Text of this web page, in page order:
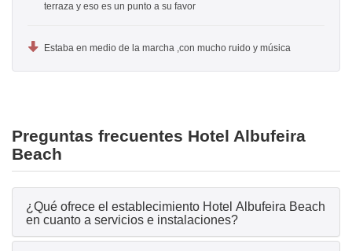
terraza y eso es un punto a su favor
Estaba en medio de la marcha ,con mucho ruido y música
Preguntas frecuentes Hotel Albufeira
Beach
¿Qué ofrece el establecimiento Hotel Albufeira Beach
en cuanto a servicios e instalaciones?